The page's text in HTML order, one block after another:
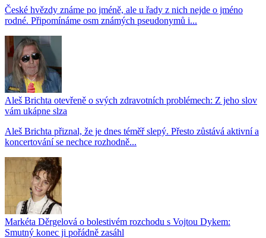
České hvězdy známe po jméně, ale u řady z nich nejde o jméno
rodné. Připomínáme osm známých pseudonymů i...
Aleš Brichta otevřeně o svých zdravotních problémech: Z jeho slov
vám ukápne slza
Aleš Brichta přiznal, že je dnes téměř slepý. Přesto zůstává aktivní a
koncertování se nechce rozhodně...
Markéta Děrgelová o bolestivém rozchodu s Vojtou Dykem:
Smutný konec ji pořádně zasáhl